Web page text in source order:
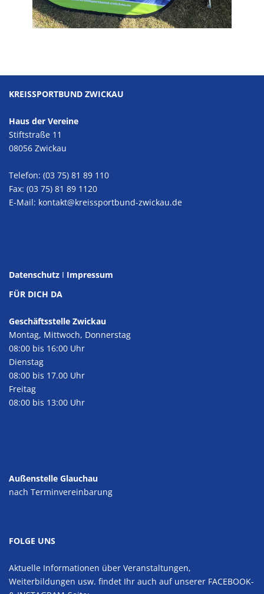
KREISSPORTBUND ZWICKAU
Haus der Vereine
Stiftstraße 11
08056 Zwickau
Telefon: (03 75) 81 89 110
Fax: (03 75) 81 89 1120
E-Mail: kontakt@kreissportbund-zwickau.de
Datenschutz I Impressum
FÜR DICH DA
Geschäftsstelle Zwickau
Montag, Mittwoch, Donnerstag
08:00 bis 16:00 Uhr
Dienstag
08:00 bis 17.00 Uhr
Freitag
08:00 bis 13:00 Uhr
Außenstelle Glauchau
nach Terminvereinbarung
FOLGE UNS
Aktuelle Informationen über Veranstaltungen,
Weiterbildungen usw. findet Ihr auch auf unserer FACEBOOK-